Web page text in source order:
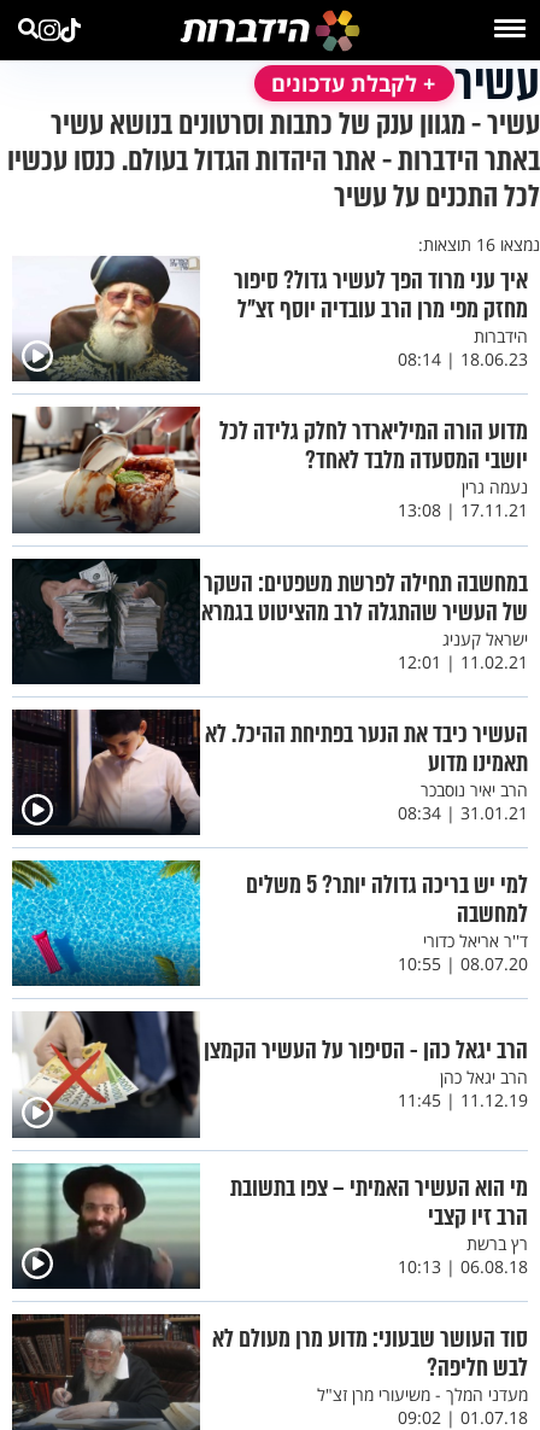
עשיר + לקבלת עדכונים
עשיר - מגוון ענק של כתבות וסרטונים בנושא עשיר
באתר הידברות - אתר היהדות הגדול בעולם. כנסו עכשיו
לכל התכנים על עשיר
נמצאו 16 תוצאות:
איך עני מרוד הפך לעשיר גדול? סיפור
מחזק מפי מרן הרב עובדיה יוסף זצ"ל
הידברות
18.06.23 | 08:14
מדוע הורה המיליארדר לחלק גלידה לכל
יושבי המסעדה מלבד לאחד?
נעמה גרין
17.11.21 | 13:08
במחשבה תחילה לפרשת משפטים: השקר
של העשיר שהתגלה לרב מהציטוט בגמרא
ישראל קעניג
11.02.21 | 12:01
העשיר כיבד את הנער בפתיחת ההיכל. לא
תאמינו מדוע
הרב יאיר נוסבכר
31.01.21 | 08:34
למי יש בריכה גדולה יותר? 5 משלים
למחשבה
ד''ר אריאל כדורי
08.07.20 | 10:55
הרב יגאל כהן - הסיפור על העשיר הקמצן
הרב יגאל כהן
11.12.19 | 11:45
מי הוא העשיר האמיתי – צפו בתשובת
הרב זיו קצבי
רץ ברשת
06.08.18 | 10:13
סוד העושר שבעוני: מדוע מרן מעולם לא
לבש חליפה?
מעדני המלך - משיעורי מרן זצ"ל
01.07.18 | 09:02